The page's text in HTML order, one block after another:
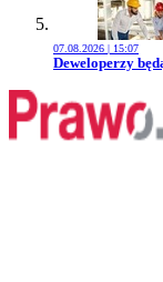
07.08.2026 | 15:07
Przejdź do
Deweloperzy